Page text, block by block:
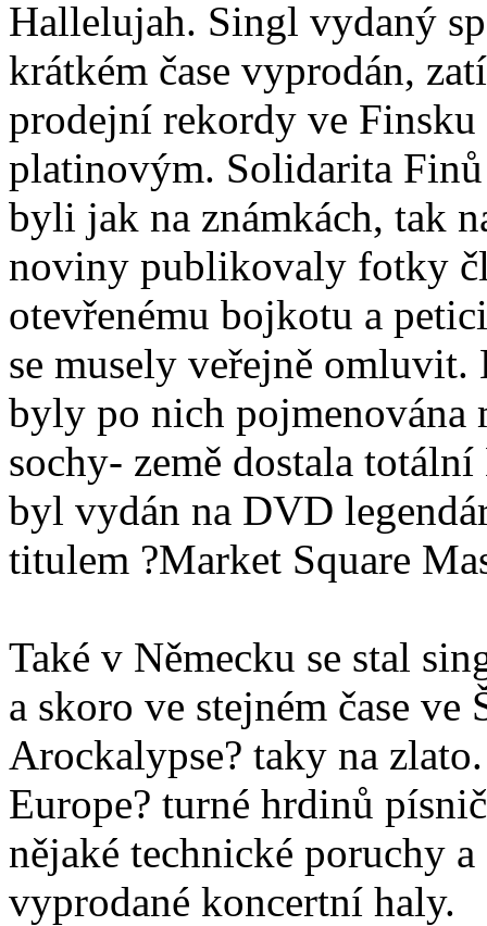
Hallelujah. Singl vydaný
krátkém čase vyprodán,
prodejní rekordy ve
platinovým. Solidarita
byli jak na známkách, tak
noviny publikovaly fotky
otevřenému bojkotu a
se musely veřejně omluvit.
byly po nich pojmenována
sochy- země dostala
byl vydán na DVD
titulem ?Market Square
Také v Německu se stal
a skoro ve stejném čase ve
Arockalypse? taky na
Europe? turné hrdinů
nějaké technické poruchy
vyprodané koncertní haly.